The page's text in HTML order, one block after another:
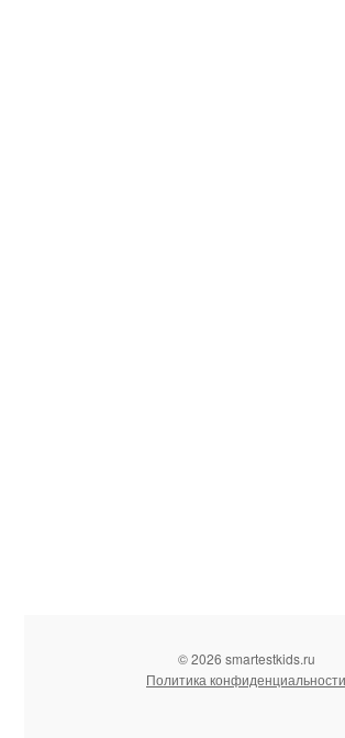
© 2026 smartestkids.ru
Политика конфиденциальности